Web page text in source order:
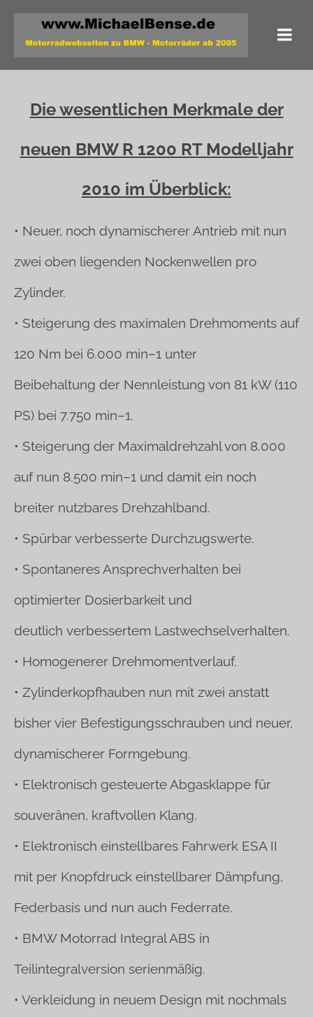
Die wesentlichen Merkmale der
neuen BMW R 1200 RT Modelljahr
2010 im Überblick:
• Neuer, noch dynamischerer Antrieb mit nun
zwei oben liegenden Nockenwellen pro
Zylinder.
• Steigerung des maximalen Drehmoments auf
120 Nm bei 6.000 min–1 unter
Beibehaltung der Nennleistung von 81 kW (110
PS) bei 7.750 min–1.
• Steigerung der Maximaldrehzahl von 8.000
auf nun 8.500 min–1 und damit ein noch
breiter nutzbares Drehzahlband.
• Spürbar verbesserte Durchzugswerte.
• Spontaneres Ansprechverhalten bei
optimierter Dosierbarkeit und
deutlich verbessertem Lastwechselverhalten.
• Homogenerer Drehmomentverlauf.
• Zylinderkopfhauben nun mit zwei anstatt
bisher vier Befestigungsschrauben und neuer,
dynamischerer Formgebung.
• Elektronisch gesteuerte Abgasklappe für
souveränen, kraftvollen Klang.
• Elektronisch einstellbares Fahrwerk ESA II
mit per Knopfdruck einstellbarer Dämpfung,
Federbasis und nun auch Federrate.
• BMW Motorrad Integral ABS in
Teilintegralversion serienmäßig.
• Verkleidung in neuem Design mit nochmals